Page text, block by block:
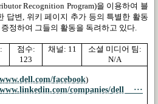
Recognition Program)을 이용하여 블
답변
위키 페이지 추가 등의 특별한 활동
정하여 그들의 활동을 독려하고 있다.
:
점수:
123
채널 : 11 소셜 미디어 팀 :
N/A
facebook)
companies/dell ···